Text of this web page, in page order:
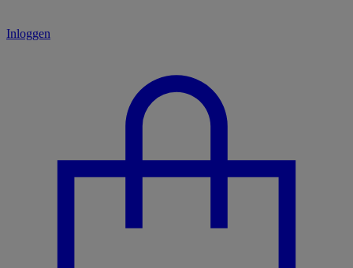
Inloggen